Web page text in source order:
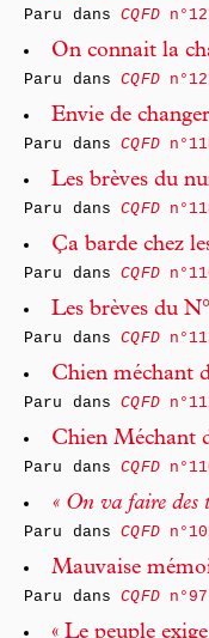
Paru dansCQFD
On connait la
Paru dansCQFD
Envie de
Paru dansCQFD
Les brèves du
Paru dansCQFD
Ça barde chez
Paru dansCQFD
Les brèves du
Paru dansCQFD
Chien méchant
Paru dansCQFD
Chien Méchant
Paru dansCQFD
« On va faire des
Paru dansCQFD
Mauvaise
Paru dansCQFD
« Le peuple